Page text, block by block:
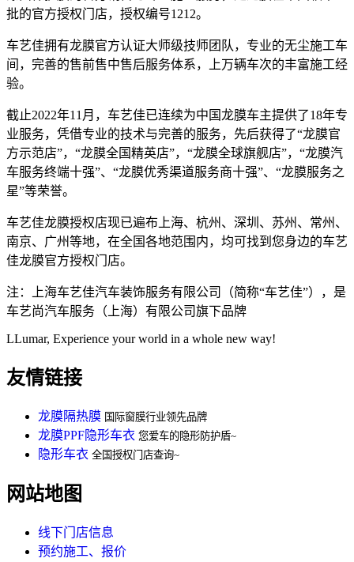
批的官方授权门店，授权编号1212。
车艺佳拥有龙膜官方认证大师级技师团队，专业的无尘施工车
间，完善的售前售中售后服务体系，上万辆车次的丰富施工经
验。
截止2022年11月，车艺佳已连续为中国龙膜车主提供了18年专
业服务，凭借专业的技术与完善的服务，先后获得了“龙膜官
方示范店”，“龙膜全国精英店”，“龙膜全球旗舰店”，“龙膜汽
车服务终端十强”、“龙膜优秀渠道服务商十强”、“龙膜服务之
星”等荣誉。
车艺佳龙膜授权店现已遍布上海、杭州、深圳、苏州、常州、
南京、广州等地，在全国各地范围内，均可找到您身边的车艺
佳龙膜官方授权门店。
注：上海车艺佳汽车装饰服务有限公司（简称“车艺佳”），是
车艺尚汽车服务（上海）有限公司旗下品牌
LLumar, Experience your world in a whole new way!
友情链接
龙膜隔热膜 国际窗膜行业领先品牌
龙膜PPF隐形车衣 您爱车的隐形防护盾~
隐形车衣 全国授权门店查询~
网站地图
线下门店信息
预约施工、报价